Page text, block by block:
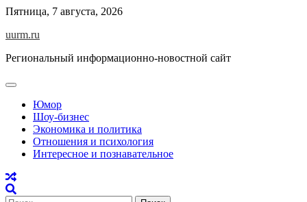
Skip
content
Пятница, 7 августа, 2026
uurm.ru
Региональный информационно-новостной сайт
Юмор
Шоу-бизнес
Экономика и политика
Отношения и психология
Интересное и познавательное